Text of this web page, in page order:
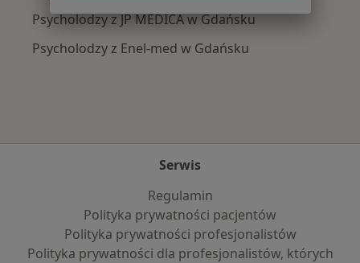
Psycholodzy z JP MEDICA w Gdańsku
Psycholodzy z Enel-med w Gdańsku
Serwis
Regulamin
Polityka prywatności pacjentów
Polityka prywatności profesjonalistów
Polityka prywatności dla profesjonalistów, których